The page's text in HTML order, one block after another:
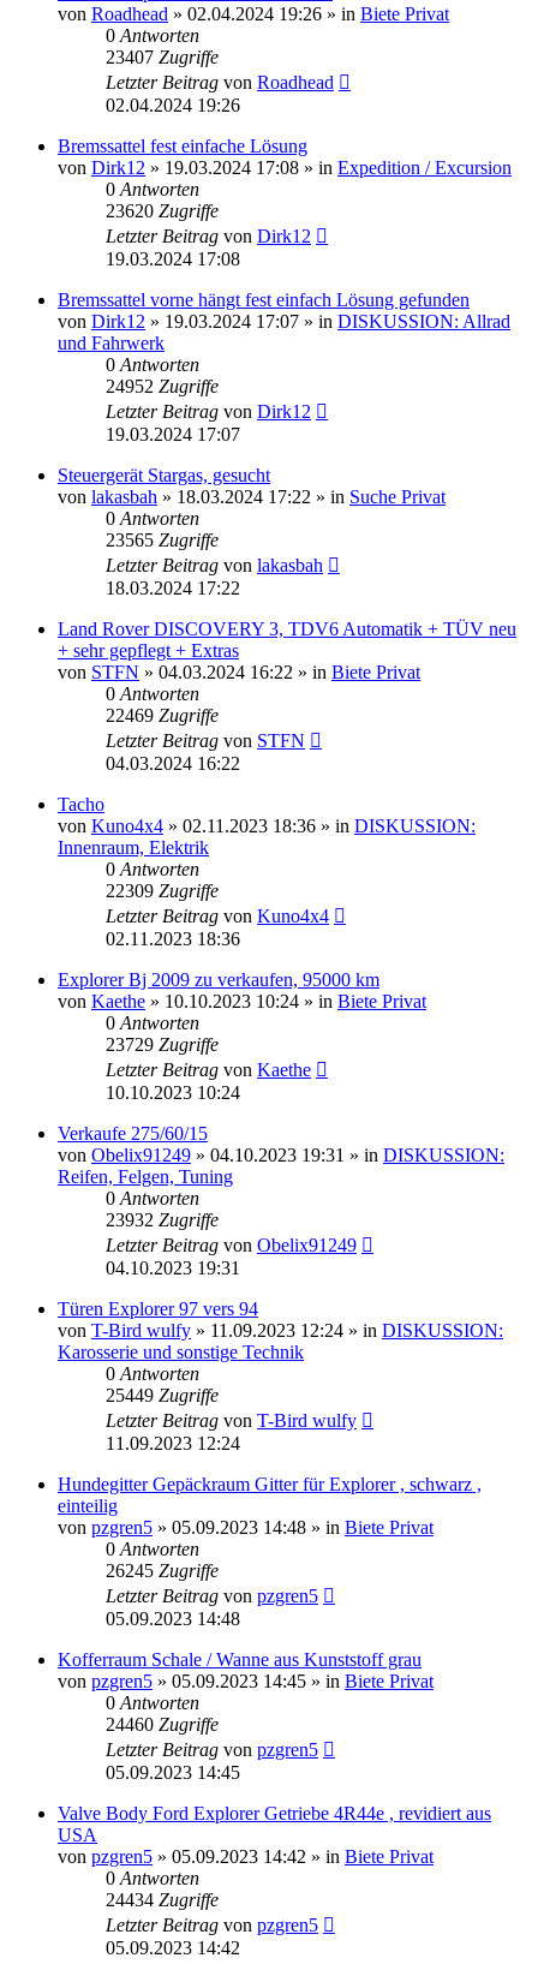
von Roadhead » 02.04.2024 19:26 » in Biete Privat
0 Antworten
23407 Zugriffe
Letzter Beitrag von Roadhead
02.04.2024 19:26
Bremssattel fest einfache Lösung
von Dirk12 » 19.03.2024 17:08 » in Expedition / Excursion
0 Antworten
23620 Zugriffe
Letzter Beitrag von Dirk12
19.03.2024 17:08
Bremssattel vorne hängt fest einfach Lösung gefunden
von Dirk12 » 19.03.2024 17:07 » in DISKUSSION: Allrad
und Fahrwerk
0 Antworten
24952 Zugriffe
Letzter Beitrag von Dirk12
19.03.2024 17:07
Steuergerät Stargas, gesucht
von lakasbah » 18.03.2024 17:22 » in Suche Privat
0 Antworten
23565 Zugriffe
Letzter Beitrag von lakasbah
18.03.2024 17:22
Land Rover DISCOVERY 3, TDV6 Automatik + TÜV neu
+ sehr gepflegt + Extras
von STFN » 04.03.2024 16:22 » in Biete Privat
0 Antworten
22469 Zugriffe
Letzter Beitrag von STFN
04.03.2024 16:22
Tacho
von Kuno4x4 » 02.11.2023 18:36 » in DISKUSSION:
Innenraum, Elektrik
0 Antworten
22309 Zugriffe
Letzter Beitrag von Kuno4x4
02.11.2023 18:36
Explorer Bj 2009 zu verkaufen, 95000 km
von Kaethe » 10.10.2023 10:24 » in Biete Privat
0 Antworten
23729 Zugriffe
Letzter Beitrag von Kaethe
10.10.2023 10:24
Verkaufe 275/60/15
von Obelix91249 » 04.10.2023 19:31 » in DISKUSSION:
Reifen, Felgen, Tuning
0 Antworten
23932 Zugriffe
Letzter Beitrag von Obelix91249
04.10.2023 19:31
Türen Explorer 97 vers 94
von T-Bird wulfy » 11.09.2023 12:24 » in DISKUSSION:
Karosserie und sonstige Technik
0 Antworten
25449 Zugriffe
Letzter Beitrag von T-Bird wulfy
11.09.2023 12:24
Hundegitter Gepäckraum Gitter für Explorer , schwarz ,
einteilig
von pzgren5 » 05.09.2023 14:48 » in Biete Privat
0 Antworten
26245 Zugriffe
Letzter Beitrag von pzgren5
05.09.2023 14:48
Kofferraum Schale / Wanne aus Kunststoff grau
von pzgren5 » 05.09.2023 14:45 » in Biete Privat
0 Antworten
24460 Zugriffe
Letzter Beitrag von pzgren5
05.09.2023 14:45
Valve Body Ford Explorer Getriebe 4R44e , revidiert aus
USA
von pzgren5 » 05.09.2023 14:42 » in Biete Privat
0 Antworten
24434 Zugriffe
Letzter Beitrag von pzgren5
05.09.2023 14:42